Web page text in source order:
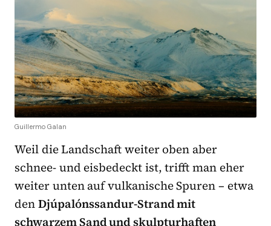
Guillermo Galan
Weil die Landschaft weiter oben aber
schnee- und eisbedeckt ist, trifft man eher
weiter unten auf vulkanische Spuren – etwa
denDjúpalónssandur-Strand mit
schwarzem Sand und skulpturhaften